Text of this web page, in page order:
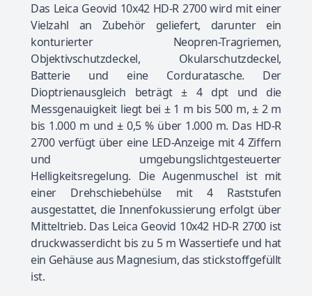
Das Leica Geovid 10x42 HD-R 2700 wird mit einer
Vielzahl an Zubehör geliefert, darunter ein
konturierter Neopren-Tragriemen,
Objektivschutzdeckel, Okularschutzdeckel,
Batterie und eine Corduratasche. Der
Dioptrienausgleich beträgt ± 4 dpt und die
Messgenauigkeit liegt bei ± 1 m bis 500 m, ± 2 m
bis 1.000 m und ± 0,5 % über 1.000 m. Das HD-R
2700 verfügt über eine LED-Anzeige mit 4 Ziffern
und umgebungslichtgesteuerter
Helligkeitsregelung. Die Augenmuschel ist mit
einer Drehschiebehülse mit 4 Raststufen
ausgestattet, die Innenfokussierung erfolgt über
Mitteltrieb. Das Leica Geovid 10x42 HD-R 2700 ist
druckwasserdicht bis zu 5 m Wassertiefe und hat
ein Gehäuse aus Magnesium, das stickstoffgefüllt
ist.